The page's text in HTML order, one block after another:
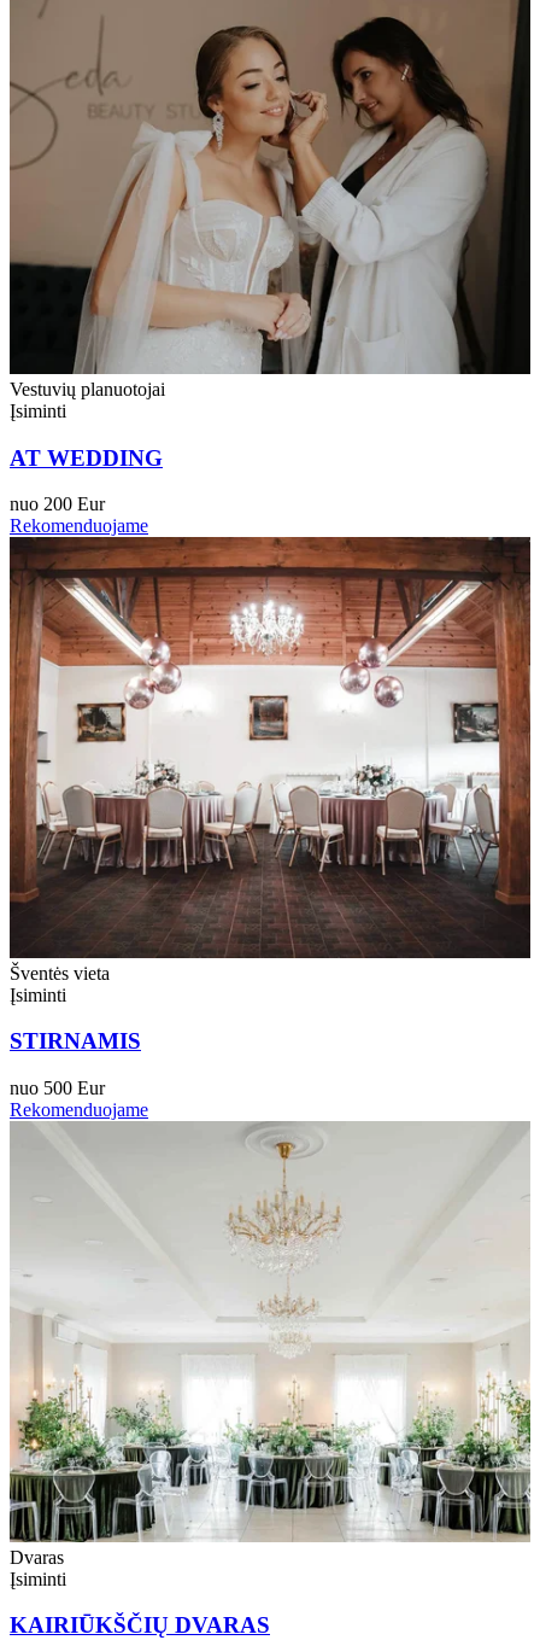
Vestuvių planuotojai
Įsiminti
AT WEDDING
nuo 200 Eur
Rekomenduojame
Šventės vieta
Įsiminti
STIRNAMIS
nuo 500 Eur
Rekomenduojame
Dvaras
Įsiminti
KAIRIŪKŠČIŲ DVARAS